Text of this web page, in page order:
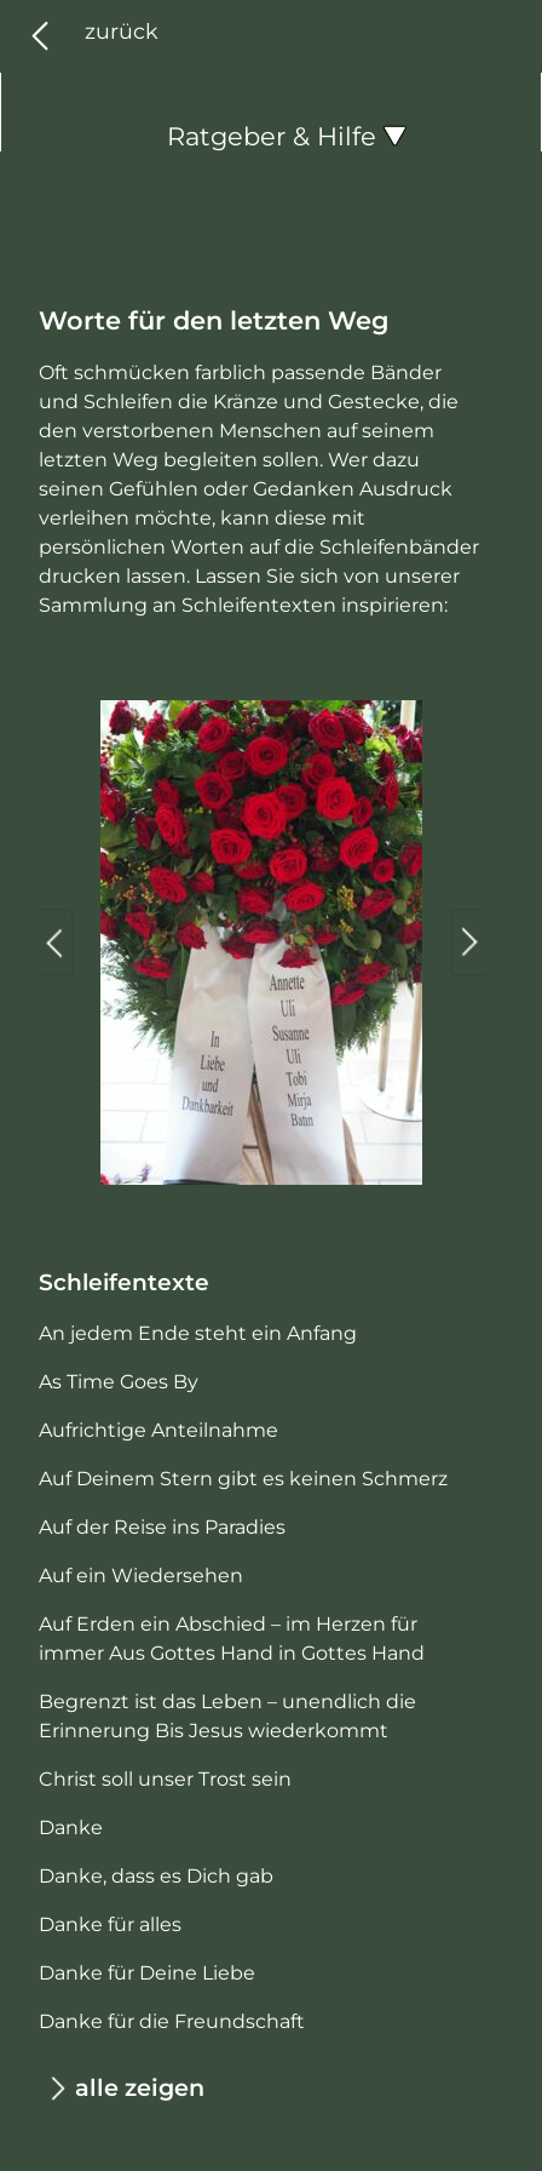
zurück
Ratgeber & Hilfe
Grabgestaltung mit Kindern
Schleifentexte
Worte für den letzten Weg
Oft schmücken farblich passende Bänder
und Schleifen die Kränze und Gestecke, die
den verstorbenen Menschen auf seinem
letzten Weg begleiten sollen. Wer dazu
seinen Gefühlen oder Gedanken Ausdruck
verleihen möchte, kann diese mit
persönlichen Worten auf die Schleifenbänder
drucken lassen. Lassen Sie sich von unserer
Sammlung an Schleifentexten inspirieren:
Schleifentexte
An jedem Ende steht ein Anfang
As Time Goes By
Aufrichtige Anteilnahme
Auf Deinem Stern gibt es keinen Schmerz
Auf der Reise ins Paradies
Auf ein Wiedersehen
Auf Erden ein Abschied – im Herzen für
immer Aus Gottes Hand in Gottes Hand
Begrenzt ist das Leben – unendlich die
Erinnerung Bis Jesus wiederkommt
Christ soll unser Trost sein
Danke
Danke, dass es Dich gab
Danke für alles
Danke für Deine Liebe
Danke für die Freundschaft
alle zeigen